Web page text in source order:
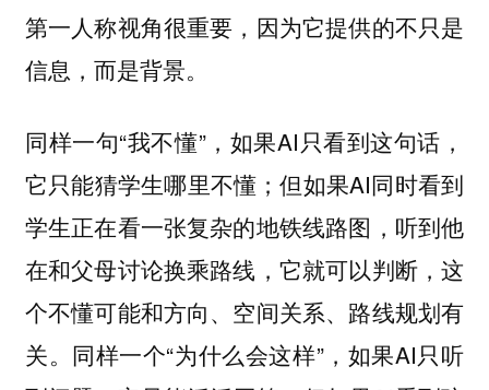
第一人称视角很重要，因为它提供的不只是
信息，而是背景。
同样一句“我不懂”，如果AI只看到这句话，
它只能猜学生哪里不懂；但如果AI同时看到
学生正在看一张复杂的地铁线路图，听到他
在和父母讨论换乘路线，它就可以判断，这
个不懂可能和方向、空间关系、路线规划有
关。同样一个“为什么会这样”，如果AI只听